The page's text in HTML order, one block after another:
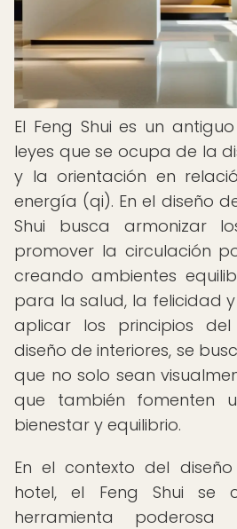
El Feng Shui es un
leyes que se ocupa de la
y la orientación en
energía (qi). En el diseño
Shui busca armonizar
promover la circulación
creando ambientes
para la salud, la felicidad
aplicar los principios
diseño de interiores, se
que no solo sean
que también fomenten
bienestar y equilibrio.
En el contexto del
hotel, el Feng Shui se
herramienta